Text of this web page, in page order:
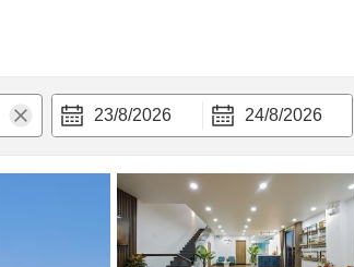
23/8/2026 24/8/2026